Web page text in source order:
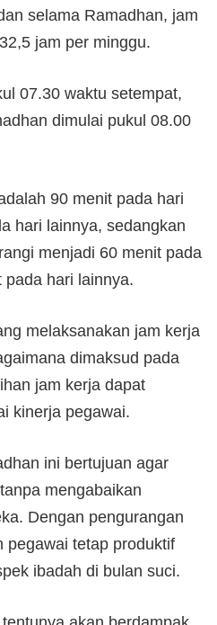
selama Ramadhan, jam
jam per minggu.
07.30 waktu setempat,
dimulai pukul 08.00
90 menit pada hari
hari lainnya, sedangkan
menjadi 60 menit pada
pada hari lainnya.
melaksanakan jam kerja
dimaksud pada
jam kerja dapat
kinerja pegawai.
ini bertujuan agar
mengabaikan
Dengan pengurangan
pegawai tetap produktif
ibadah di bulan suci.